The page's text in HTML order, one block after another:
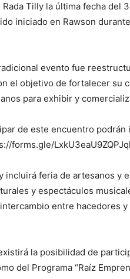
Rada Tilly la última fecha del
iniciado en Rawson
evento fue
el objetivo de fortalecer su
para exhibir y
de este encuentro
forms.gle/
incluirá feria de artesanos y
y espectáculos
entre hacedores
la posibilidad de
del Programa “Raíz